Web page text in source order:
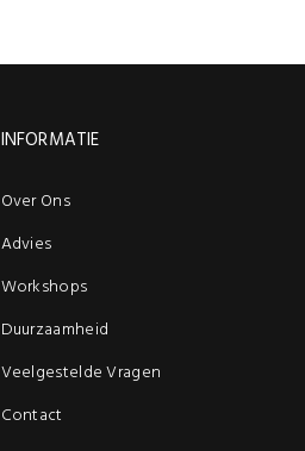
INFORMATIE
Over Ons
Advies
Workshops
Duurzaamheid
Veelgestelde Vragen
Contact